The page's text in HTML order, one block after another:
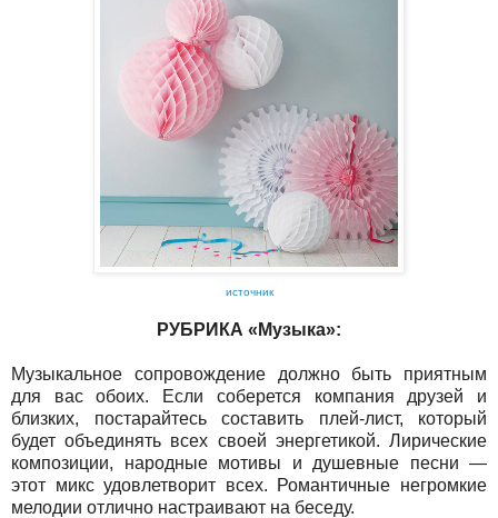
источник
РУБРИКА «Музыка»:
Музыкальное сопровождение должно быть приятным
для вас обоих. Если соберется компания друзей и
близких, постарайтесь составить плей-лист, который
будет объединять всех своей энергетикой. Лирические
композиции, народные мотивы и душевные песни —
этот микс удовлетворит всех. Романтичные негромкие
мелодии отлично настраивают на беседу.